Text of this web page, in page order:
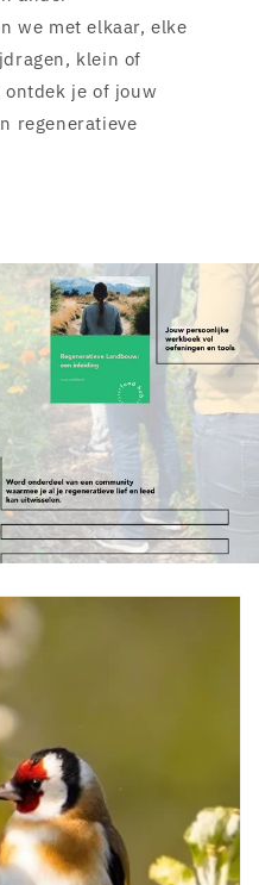
we met elkaar, elke
klein of
je of jouw
regeneratieve